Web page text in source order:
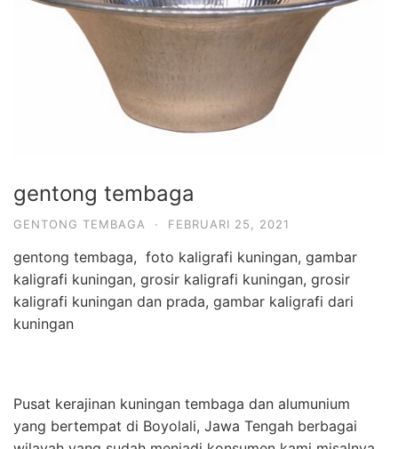
gentong tembaga
GENTONG TEMBAGA · FEBRUARI 25, 2021
gentong tembaga, foto kaligrafi kuningan, gambar
kaligrafi kuningan, grosir kaligrafi kuningan, grosir
kaligrafi kuningan dan prada, gambar kaligrafi dari
kuningan
Pusat kerajinan kuningan tembaga dan alumunium
yang bertempat di Boyolali, Jawa Tengah berbagai